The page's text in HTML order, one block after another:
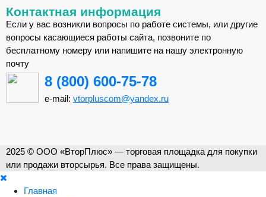
Контактная информация
Если у вас возникли вопросы по работе системы, или другие
вопросы касающиеся работы сайта, позвоните по
бесплатному номеру или напишите на нашу электронную
почту
8 (800) 600-75-78
e-mail: vtorpluscom@yandex.ru
2025 © ООО «ВторПлюс» — торговая площадка для покупки
или продажи вторсырья. Все права защищены.
Главная